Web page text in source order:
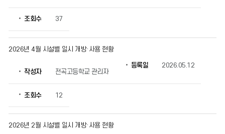
인
있
습
조회수 37
2026년 4월 시설별 일시 개방·사용 현황
작성자 전곡고등학교 관리자
등록일 2026.05.12
조회수 12
2026년 2월 시설별 일시 개방·사용 현황